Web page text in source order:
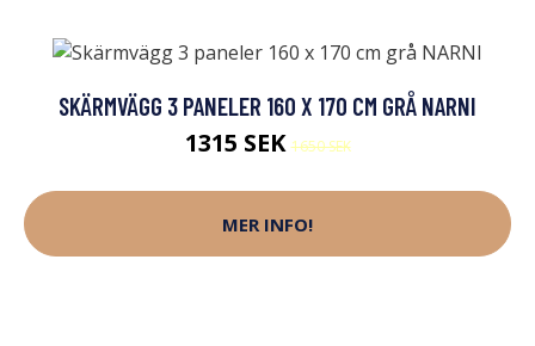
SKÄRMVÄGG 3 PANELER 160 X 170 CM GRÅ NARNI
1315 SEK1650 SEK
MER INFO!